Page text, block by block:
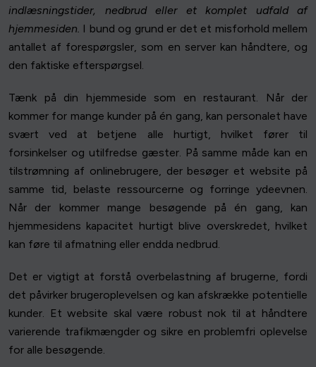
indlæsningstider, nedbrud eller et komplet udfald af
hjemmesiden. I bund og grund er det et misforhold mellem
antallet af forespørgsler, som en server kan håndtere, og
den faktiske efterspørgsel.
Tænk på din hjemmeside som en restaurant. Når der
kommer for mange kunder på én gang, kan personalet have
svært ved at betjene alle hurtigt, hvilket fører til
forsinkelser og utilfredse gæster. På samme måde kan en
tilstrømning af onlinebrugere, der besøger et website på
samme tid, belaste ressourcerne og forringe ydeevnen.
Når der kommer mange besøgende på én gang, kan
hjemmesidens kapacitet hurtigt blive overskredet, hvilket
kan føre til afmatning eller endda nedbrud.
Det er vigtigt at forstå overbelastning af brugerne, fordi
det påvirker brugeroplevelsen og kan afskrække potentielle
kunder. Et website skal være robust nok til at håndtere
varierende trafikmængder og sikre en problemfri oplevelse
for alle besøgende.